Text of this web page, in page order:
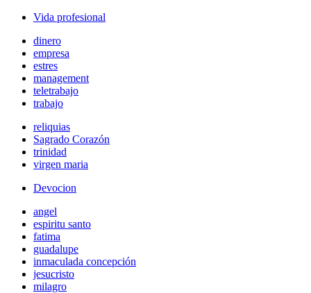
Vida profesional
dinero
empresa
estres
management
teletrabajo
trabajo
reliquias
Sagrado Corazón
trinidad
virgen maria
Devocion
angel
espiritu santo
fatima
guadalupe
inmaculada concepción
jesucristo
milagro